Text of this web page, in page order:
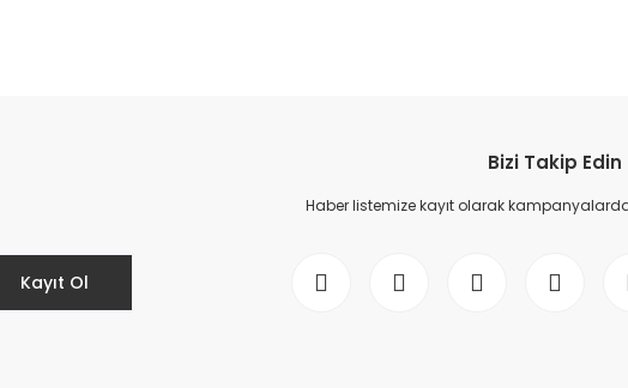
Kayıt Ol
Bizi Takip Edin
Haber listemize kayıt olarak